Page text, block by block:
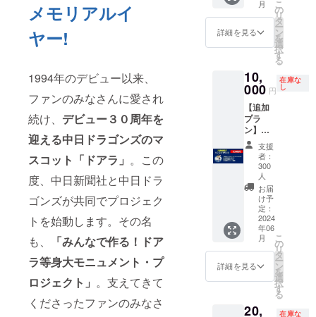
メモリアルイ
ヤー!
1994年のデビュー以来、
ファンのみなさんに愛され
続け、 デビュー３０周年を
迎える中日ドラゴンズのマ
スコット「ドアラ」 。この
度、中日新聞社と中日ドラ
ゴンズが共同でプロジェク
トを始動します。その名
も、
「みんなで作る！ドア
ラ等身大モニュメント・プ
ロジェクト」 。支えてきて
くださったファンのみなさ
ご記載
お願い
しま
す。複
数支援
ても掲
載する
お名前
は1回で
す。
メッ
セージ
画像
月
詳細を見る
こ
の
リ
タ
ー
ン
を
選
択
す
る
10,
000 円
在庫な
し
【追加
プラ
ン】①
等身大
ドアラ
のミニ
チュ
ア・
キーホ
ダー、
②30周
年記念
ロゴ
ボー
ステッ
支援
者：
300
人
お届
け予
定：
2024
年06
月
詳細を見る
こ
の
リ
タ
ー
ン
を
選
択
す
る
20, 在庫な